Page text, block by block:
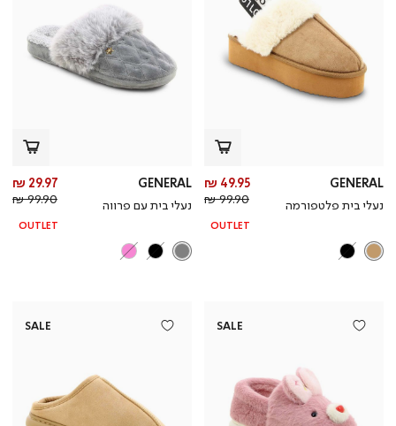
GENERAL
נעלי בית פלטפורמה
מחיר
מוצר
49.95 ₪
מחיר
רגיל
99.90 ₪
OUTLET
GENERAL
נעלי בית עם פרווה
29.97 ₪
99.90 ₪
OUTLET
SALE
SALE